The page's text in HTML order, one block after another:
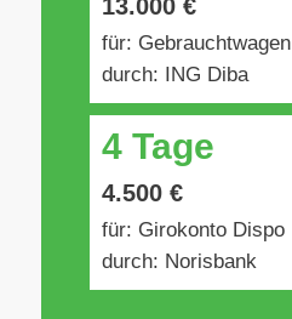
13.000 €
für: Gebrauchtwagen
durch: ING Diba
4 Tage
4.500 €
für: Girokonto Dispo
durch: Norisbank